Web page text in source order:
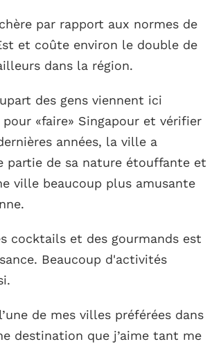
par rapport aux normes de
et coûte environ le double de
dans la région.
des gens viennent ici
«faire» Singapour et vérifier
années, la ville a
partie de sa nature étouffante et
ville beaucoup plus amusante
cocktails et des gourmands est
Beaucoup d'activités
de mes villes préférées dans
destination que j’aime tant me